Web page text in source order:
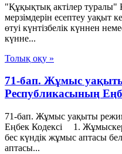
"Құқықтық актілер туралы"
мерзімдерін есептеу уақыт
өтуі күнтізбелік күннен
күнне...
Толық оқу »
71-бап. Жұмыс
Республикасының
71-бап. Жұмыс уақыты
Еңбек Кодексі 1.
бес күндік жұмыс аптасы
аптасы...